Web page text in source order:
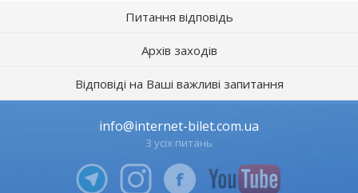
Питання відповідь
Архів заходів
Відповіді на Ваші важливі запитання
info@internet-bilet.com.ua
З усіх питань